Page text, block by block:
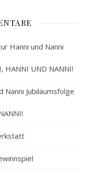
Hanni und Nanni
HANNI UND NANNI!
Nanni Jubiläumsfolge